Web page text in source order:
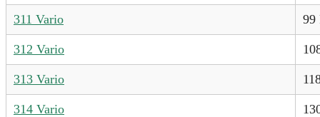
311 Vario 99
312 Vario
313 Vario
314 Vario